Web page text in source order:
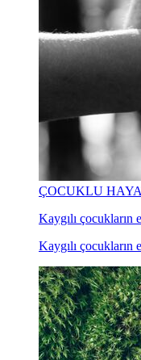
ÇOCUKLU
Kaygılı
Kaygılı